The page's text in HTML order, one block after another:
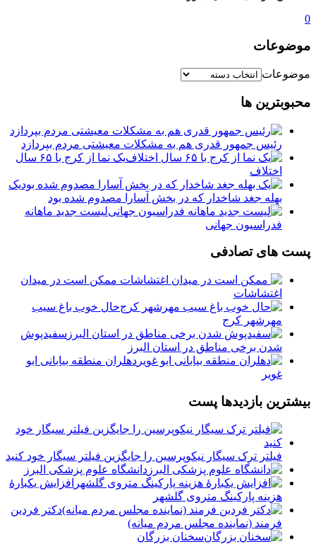
0
موضوعات
موضوعات
محبوبترین ها
رئیس جمهور قدری هم به مشکلات معیشتی مردم بپردازد
یک نما از کرج با ۶۵ سال
اختلاف
یک
بهله جغد شاخدار که در بخش آسارا مصدوم شده بود
لیست جدید ماهانه
فدراسیون جهانی
پست های تصادفی
️ ممکن است در میدان
اغتشاشات
️حال خوب باغ سیب
مهرشهر کرج
سفیدپوش
شدن برخی مناطق در استان البرز
دهلران منطقه بیابانی ابو
غویر
بیشترین بازدیدها پست
فیلتر ترک سیگار نیکوپرسین را جایگزین فیلتر سیگار خود کنید
دانشگاه علوم پزشکی البرز
افزایش یکبارۀ
هزینه پارکینگ متروی گلشهر
دكتر فردين
فرمند (نماينده مجلس مردم میانه)
سخنان بزرگان